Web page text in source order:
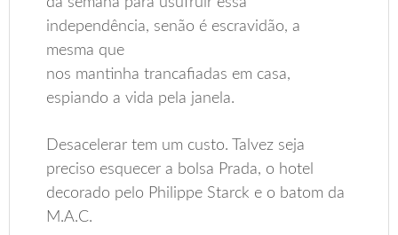
independência, senão é escravidão, a
mesma que
nos mantinha trancafiadas em casa,
espiando a vida pela janela.
Desacelerar tem um custo. Talvez seja
preciso esquecer a bolsa Prada, o hotel
decorado pelo Philippe Starck e o batom da
M.A.C.